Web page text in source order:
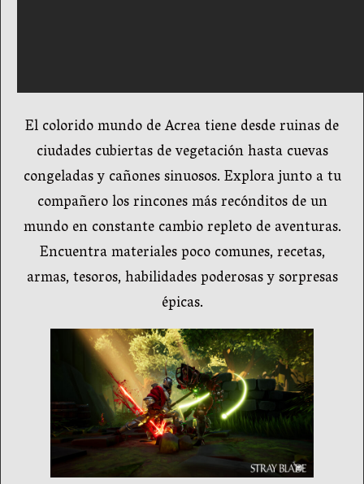
El colorido mundo de Acrea tiene desde ruinas de
ciudades cubiertas de vegetación hasta cuevas
congeladas y cañones sinuosos. Explora junto a tu
compañero los rincones más recónditos de un
mundo en constante cambio repleto de aventuras.
Encuentra materiales poco comunes, recetas,
armas, tesoros, habilidades poderosas y sorpresas
épicas.